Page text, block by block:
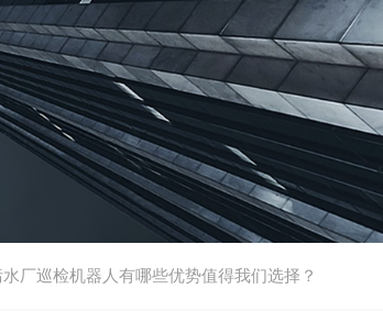
水厂巡检机器人有哪些优势值得我们选择？